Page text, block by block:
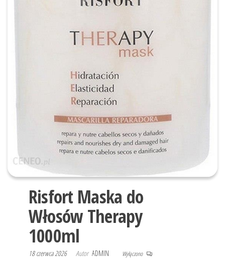
Risfort Maska do
Włosów Therapy
1000ml
18 czerwca 2026 Autor ADMIN Wyłączono